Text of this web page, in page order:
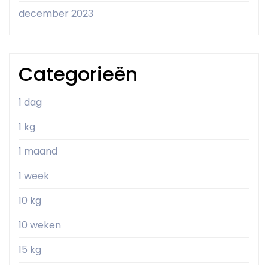
december 2023
Categorieën
1 dag
1 kg
1 maand
1 week
10 kg
10 weken
15 kg